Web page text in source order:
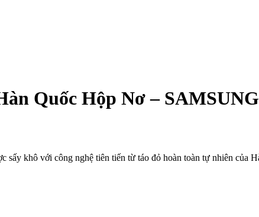
Quốc Hộp Nơ – SAMSUNG
khô với công nghệ tiên tiến từ táo đỏ hoàn toàn tự nhiên của